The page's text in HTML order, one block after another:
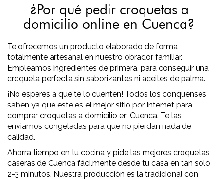
¿Por qué pedir croquetas a
domicilio online en Cuenca?
Te ofrecemos un producto elaborado de forma
totalmente artesanal en nuestro obrador familiar.
Empleamos ingredientes de primera, para conseguir una
croqueta perfecta sin saborizantes ni aceites de palma.
¡No esperes a que te lo cuenten! Todos los conquenses
saben ya que este es el mejor sitio por Internet para
comprar croquetas a domicilio en Cuenca. Te las
enviamos congeladas para que no pierdan nada de
calidad.
Ahorra tiempo en tu cocina y pide las mejores croquetas
caseras de Cuenca fácilmente desde tu casa en tan solo
2-3 minutos. Nuestra producción es la tradicional con